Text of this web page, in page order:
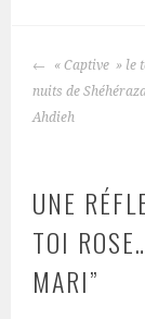
DES
« Captive » le
nuits de
Ahdieh
UNE
TOI
MARI”